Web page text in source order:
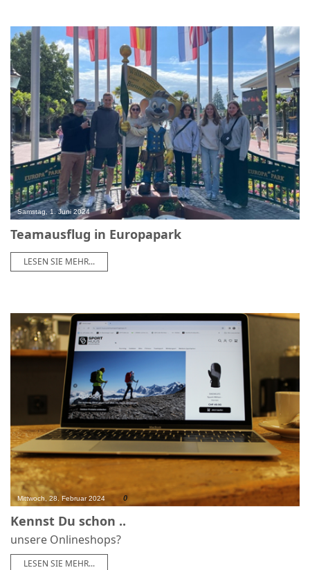
Samstag, 1. Juni 2024 0
Teamausflug in Europapark
LESEN SIE MEHR...
Mittwoch, 28. Februar 2024 0
Kennst Du schon ..
unsere Onlineshops?
LESEN SIE MEHR...